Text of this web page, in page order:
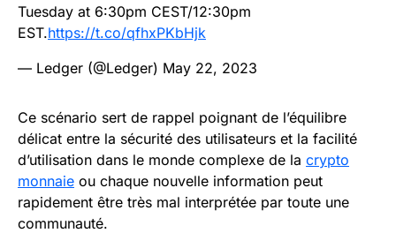
Tuesday at 6:30pm CEST/12:30pm
EST.https://t.co/qfhxPKbHjk
— Ledger (@Ledger) May 22, 2023
Ce scénario sert de rappel poignant de l’équilibre
délicat entre la sécurité des utilisateurs et la facilité
d’utilisation dans le monde complexe de la crypto
monnaie ou chaque nouvelle information peut
rapidement être très mal interprétée par toute une
communauté.